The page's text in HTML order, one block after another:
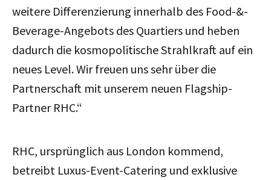
weitere Differenzierung innerhalb des Food-&-
Beverage-Angebots des Quartiers und heben
dadurch die kosmopolitische Strahlkraft auf ein
neues Level. Wir freuen uns sehr über die
Partnerschaft mit unserem neuen Flagship-
Partner RHC.“
RHC, ursprünglich aus London kommend,
betreibt Luxus-Event-Catering und exklusive